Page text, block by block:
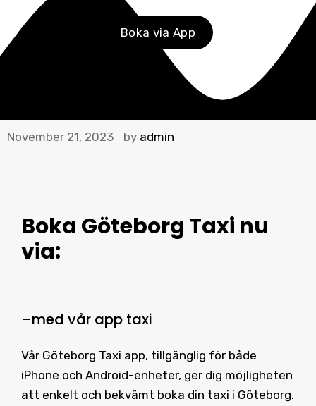
Boka via App
November 21, 2023 by admin
Boka Göteborg Taxi nu
via:
–med vår app taxi
Vår Göteborg Taxi app, tillgänglig för både
iPhone och Android-enheter, ger dig möjligheten
att enkelt och bekvämt boka din taxi i Göteborg.